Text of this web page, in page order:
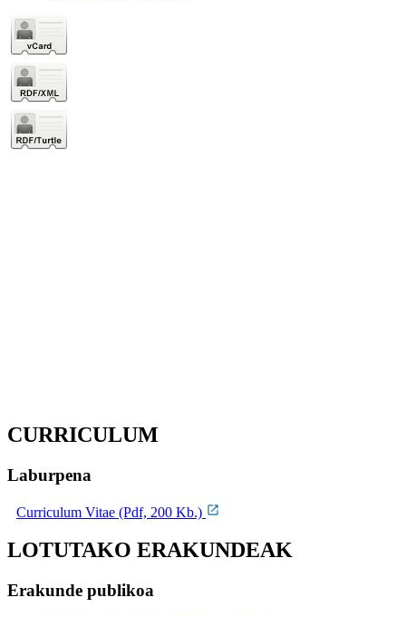
CURRICULUM
Laburpena
Curriculum Vitae (Pdf, 200 Kb.)
LOTUTAKO ERAKUNDEAK
Erakunde publikoa